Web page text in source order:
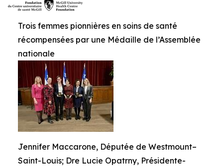
Trois femmes pionnières en soins de santé
récompensées par une Médaille de l’Assemblée
nationale
Jennifer Maccarone, Députée de Westmount–
Saint-Louis; Dre Lucie Opatrny, Présidente-